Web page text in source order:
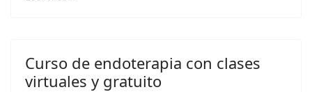
Curso de endoterapia con clases
virtuales y gratuito